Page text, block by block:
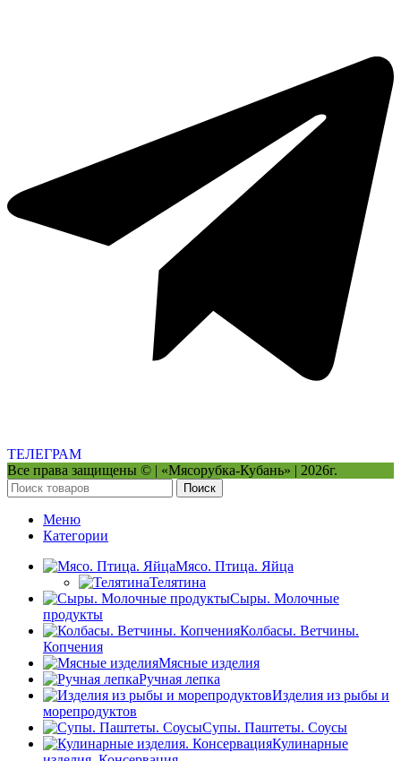
ТЕЛЕГРАМ
Все права защищены © | «Мясорубка-Кубань» | 2026г.
Поиск
Меню
Категории
Мясо. Птица. Яйца
Телятина
Сыры. Молочные
продукты
Колбасы. Ветчины.
Копчения
Мясные изделия
Ручная лепка
Изделия из рыбы и
морепродуктов
Супы. Паштеты. Соусы
Кулинарные